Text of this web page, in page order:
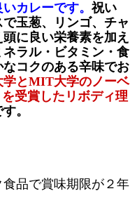
カレーです。 祝い
玉葱、リンゴ、チャ
に良い栄養素を加え
ラル・ビタミン・食
コクのある辛味でお
学とMIT大学のノーベ
受賞したリボディ理
。
品で賞味期限が２年